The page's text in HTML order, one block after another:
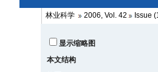
林业科学 2006, Vol. 42 Issue
显示缩略图
本文结构